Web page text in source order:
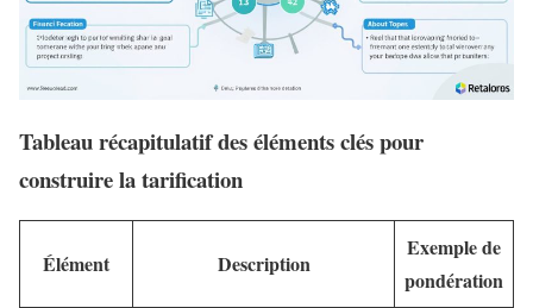
Tableau récapitulatif des éléments clés pour
construire la tarification
Élément Description
Exemple de
pondération